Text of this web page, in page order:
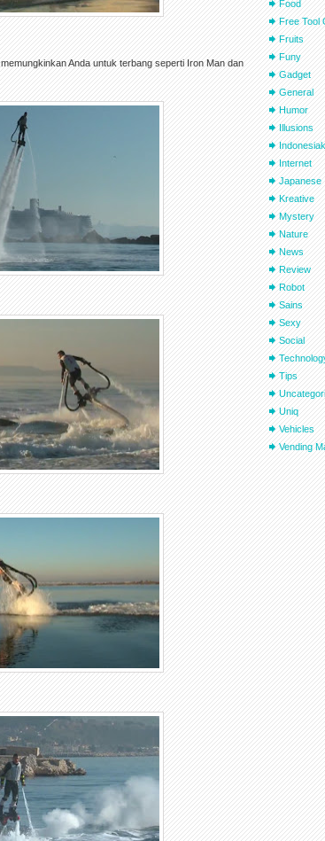
memungkinkan Anda untuk terbang seperti Iron Man dan
Food
Free Tool
Fruits
Funy
Gadget
General
Humor
Illusions
Internet
Japanese
Kreative
Mystery
Nature
News
Review
Robot
Sains
Sexy
Social
Tips
Uniq
Vehicles
Vending